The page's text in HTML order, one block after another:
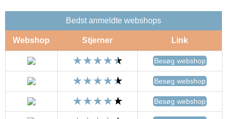
Bedst anmeldte webshops
Webshop Stjerner Link
Besøg webshop
Besøg webshop
Besøg webshop